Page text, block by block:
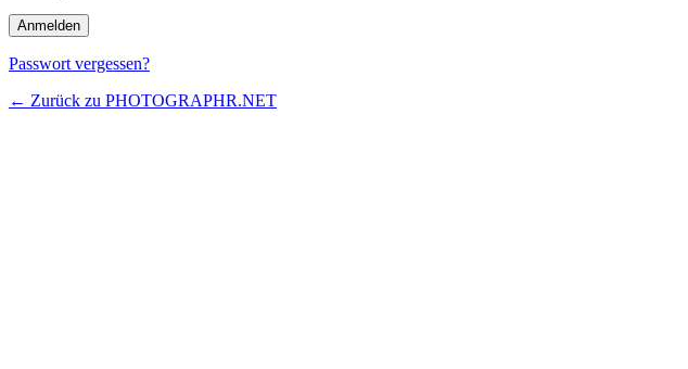
Passwort vergessen?
← Zurück zu PHOTOGRAPHR.NET